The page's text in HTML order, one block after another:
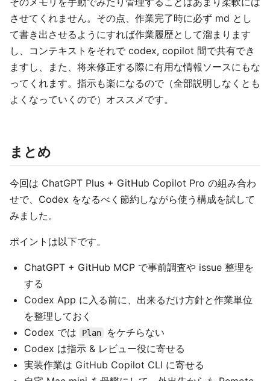
させてくれません。その点、作業完了時に必ず md とし
て書き出させるようにすれば作業履歴として溜まります
し、コンテキストをそれで codex, copilot 間で共有でき
ますし、また、将来修正する際に有用な情報ソースにもな
ってくれます。指示も楽になるので（全部説明しなくとも
よくなっていくので）オススメです。
まとめ
今回は ChatGPT Plus + GitHub Copilot Pro の組み合わ
せで、Codex をなるべく節約しながら使う構成を試して
みました。
ポイントは以下です。
ChatGPT + GitHub MCP で事前調査や issue 整理を
する
Codex App に入る前に、出来るだけ方針と作業単位
を整理しておく
Codex では
Plan
をケチらない
Codex は指示 & レビュー役に寄せる
実装作業は GitHub Copilot CLI に寄せる